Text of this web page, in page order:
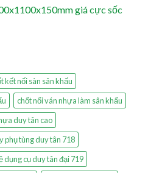
giá cực sốc
kết nối sàn sân khấu
chốt nối ván nhựa làm sân khấu
duy tân cao
phụ tùng duy tân 718
dụng cụ duy tân đại 719